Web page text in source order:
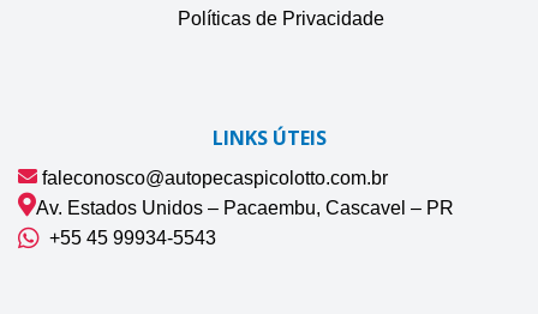
Políticas de Privacidade
LINKS ÚTEIS
faleconosco@autopecaspicolotto.com.br
Av. Estados Unidos – Pacaembu, Cascavel – PR
+55 45 99934‑5543‬